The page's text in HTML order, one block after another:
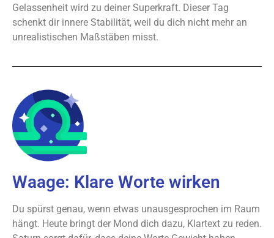
Gelassenheit wird zu deiner Superkraft. Dieser Tag
schenkt dir innere Stabilität, weil du dich nicht mehr an
unrealistischen Maßstäben misst.
Waage: Klare Worte wirken
Du spürst genau, wenn etwas unausgesprochen im Raum
hängt. Heute bringt der Mond dich dazu, Klartext zu reden.